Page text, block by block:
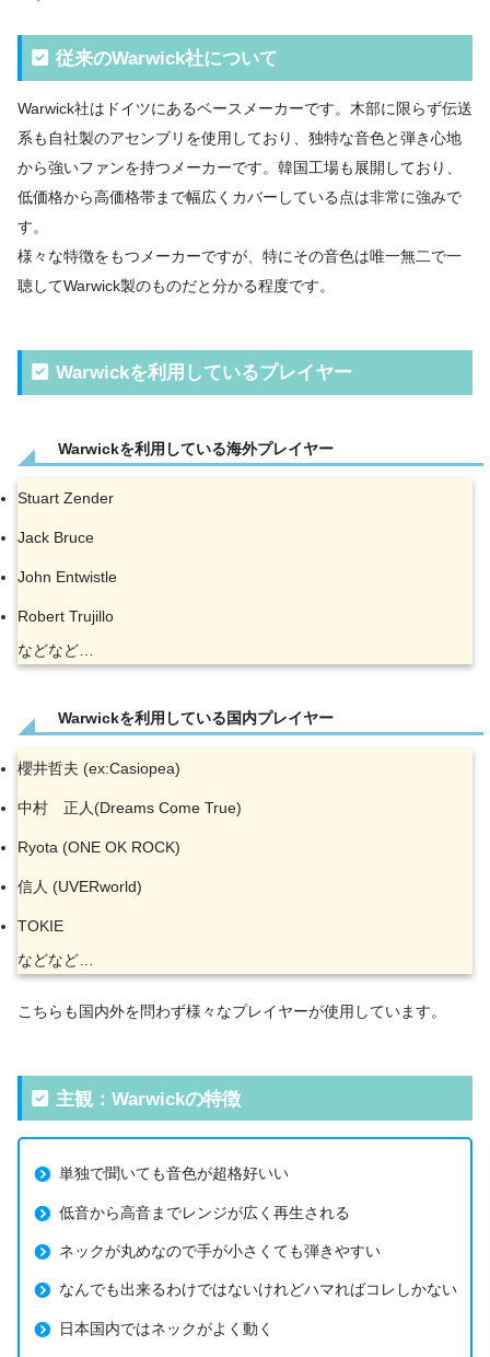
従来のWarwick社について
Warwick社はドイツにあるベースメーカーです。木部に限らず伝送
系も自社製のアセンブリを使用しており、独特な音色と弾き心地
から強いファンを持つメーカーです。韓国工場も展開しており、
低価格から高価格帯まで幅広くカバーしている点は非常に強みで
す。
様々な特徴をもつメーカーですが、特にその音色は唯一無二で一
聴してWarwick製のものだと分かる程度です。
Warwickを利用しているプレイヤー
Warwickを利用している海外プレイヤー
Stuart Zender
Jack Bruce
John Entwistle
Robert Trujillo
などなど…
Warwickを利用している国内プレイヤー
櫻井哲夫 (ex:Casiopea)
中村 正人(Dreams Come True)
Ryota (ONE OK ROCK)
信人 (UVERworld)
TOKIE
などなど…
こちらも国内外を問わず様々なプレイヤーが使用しています。
主観：Warwickの特徴
単独で聞いても音色が超格好いい
低音から高音までレンジが広く再生される
ネックが丸めなので手が小さくても弾きやすい
なんでも出来るわけではないけれどハマればコレしかない
日本国内ではネックがよく動く